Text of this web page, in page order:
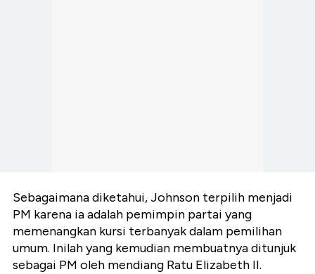
Sebagaimana diketahui, Johnson terpilih menjadi
PM karena ia adalah pemimpin partai yang
memenangkan kursi terbanyak dalam pemilihan
umum. Inilah yang kemudian membuatnya ditunjuk
sebagai PM oleh mendiang Ratu Elizabeth II.